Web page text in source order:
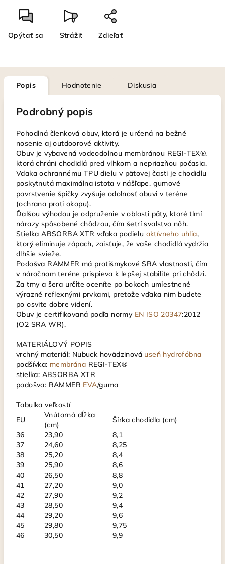
Opýtať sa Strážiť Zdieľať
Popis Hodnotenie Diskusia
Podrobný popis
Pohodlná členková obuv, ktorá je určená na bežné
nosenie aj outdoorové aktivity.
Obuv je vybavená vodeodolnou membránou REGI-TEX®,
ktorá chráni chodidlá pred vlhkom a nepriazňou počasia.
Vďaka ochrannému TPU dielu v pätovej časti je chodidlu
poskytnutá maximálna istota v nášľape, gumové
povrstvenie špičky zvyšuje odolnosť obuvi v teréne
(ochrana proti okopu).
Ďalšou výhodou je odpruženie v oblasti päty, ktoré tlmí
nárazy spôsobené chôdzou, čím šetrí svalstvo nôh.
Stielka ABSORBA XTR vďaka podielu aktívneho uhlia,
ktorý eliminuje zápach, zaisťuje, že vaše chodidlá vydržia
dlhšie svieže.
Podošva RAMMER má protišmykové SRA vlastnosti, čím
v náročnom teréne prispieva k lepšej stabilite pri chôdzi.
Za tmy a šera určite oceníte po bokoch umiestnené
výrazné reflexnými prvkami, pretože vďaka nim budete
po osvite dobre videní.
Obuv je certifikovaná podľa normy EN ISO 20347:2012
(O2 SRA WR).
MATERIÁLOVÝ POPIS
vrchný materiál: Nubuck hovädzinová useň hydrofóbna
podšívka: membrána REGI-TEX®
stielka: ABSORBA XTR
podošva: RAMMER EVA/guma
Tabuľka veľkostí
EU
Vnútorná dĺžka
(cm)
Šírka chodidla (cm)
36
23,90
8,1
37
24,60
8,25
38
25,20
8,4
39
25,90
8,6
40
26,50
8,8
41
27,20
9,0
42
27,90
9,2
43
28,50
9,4
44
29,20
9,6
45
29,80
9,75
46
30,50 9,9